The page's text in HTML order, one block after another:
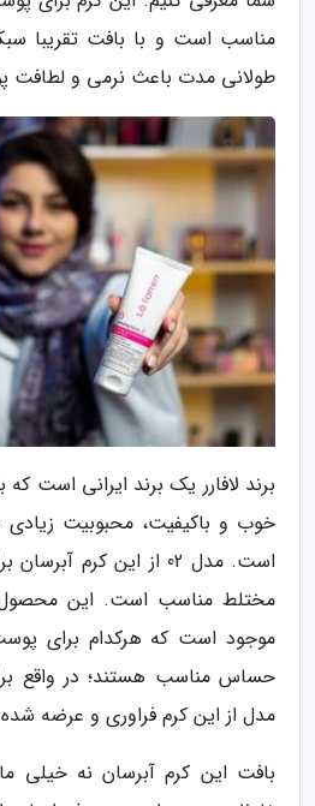
مناسب است و با بافت تقریبا
طولانی مدت باعث نرمی و
برند لافارر یک برند ایرانی است
خوب و باکیفیت، محبوبیت زیادی
است. مدل 02 از این کرم
موجود است که هرکدام برای
حساس مناسب هستند؛ در واقع
مدل از این کرم فراوری و عرضه
بافت این کرم آبرسان نه خیلی